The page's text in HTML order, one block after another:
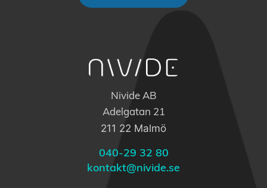
Nivide AB
Adelgatan 21
211 22 Malmö
040-29 32 80
kontakt@nivide.se